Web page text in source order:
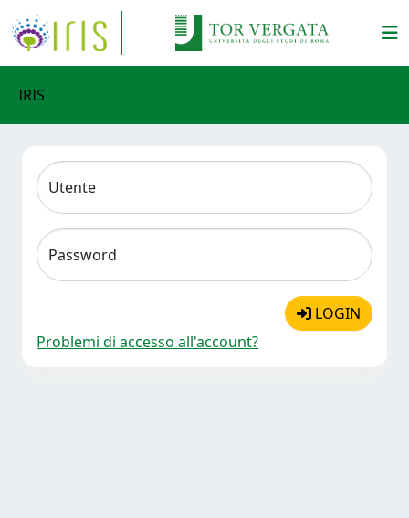
IRIS
Utente
Password
LOGIN
Problemi di accesso all'account?